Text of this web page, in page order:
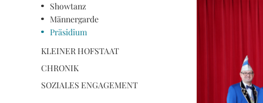
Showtanz
Männergarde
Präsidium
KLEINER HOFSTAAT
CHRONIK
SOZIALES ENGAGEMENT